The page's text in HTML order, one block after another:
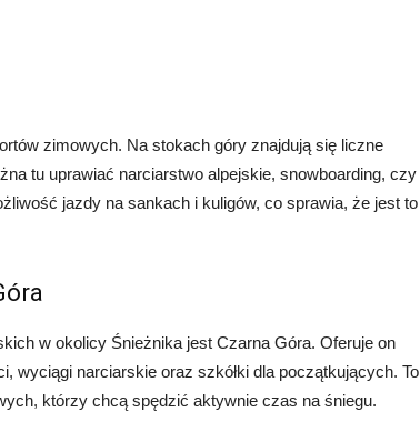
zimowych. Na stokach góry znajdują się liczne
tu uprawiać narciarstwo alpejskie, snowboarding, czy
jazdy na sankach i kuligów, co sprawia, że jest to
w okolicy Śnieżnika jest Czarna Góra. Oferuje on
wyciągi narciarskie oraz szkółki dla początkujących. To
którzy chcą spędzić aktywnie czas na śniegu.